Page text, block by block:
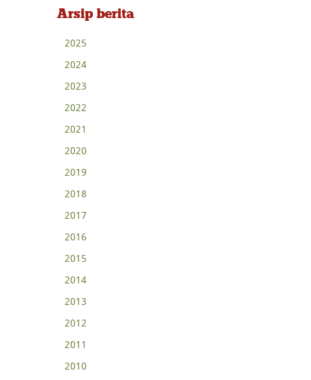
Arsip berita
2025
2024
2023
2022
2021
2020
2019
2018
2017
2016
2015
2014
2013
2012
2011
2010